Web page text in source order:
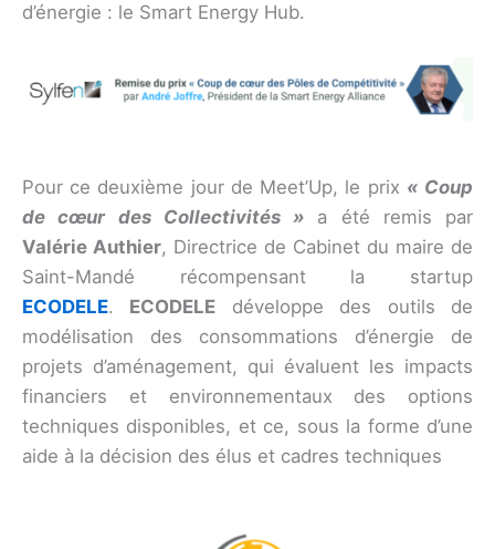
d’énergie : le Smart Energy Hub.
Pour ce deuxième jour de Meet’Up, le prix « Coup
de cœur des Collectivités » a été remis par
Valérie Authier, Directrice de Cabinet du maire de
Saint-Mandé récompensant la startup
ECODELE. ECODELE développe des outils de
modélisation des consommations d’énergie de
projets d’aménagement, qui évaluent les impacts
financiers et environnementaux des options
techniques disponibles, et ce, sous la forme d’une
aide à la décision des élus et cadres techniques